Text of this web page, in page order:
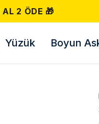
AL 2 ÖDE 🎁
Yüzük Boyun